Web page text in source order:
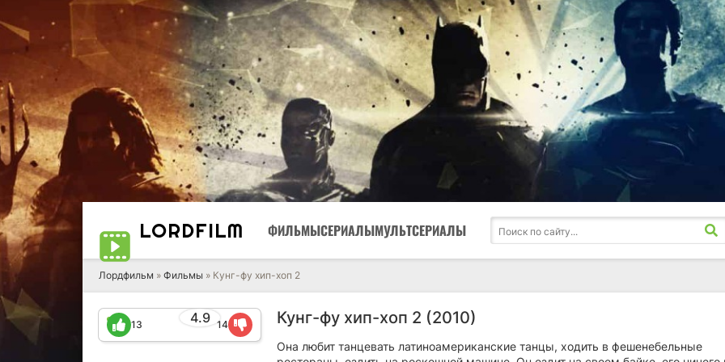
LORDFILM ФИЛЬМЫСЕРИАЛЫМУЛЬТСЕРИАЛЫ
Лордфильм » Фильмы » Кунг-фу хип-хоп 2
Кунг-фу хип-хоп 2 (2010)
4.9
13 14
Она любит танцевать латиноамериканские танцы, ходить в фешенебельные